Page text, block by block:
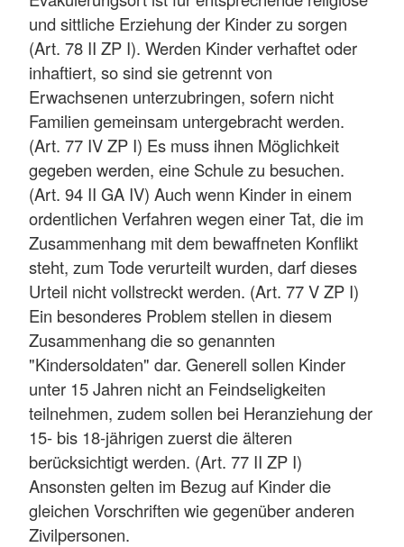
und sittliche Erziehung der Kinder zu sorgen
(Art. 78 II ZP I). Werden Kinder verhaftet oder
inhaftiert, so sind sie getrennt von
Erwachsenen unterzubringen, sofern nicht
Familien gemeinsam untergebracht werden.
(Art. 77 IV ZP I) Es muss ihnen Möglichkeit
gegeben werden, eine Schule zu besuchen.
(Art. 94 II GA IV) Auch wenn Kinder in einem
ordentlichen Verfahren wegen einer Tat, die im
Zusammenhang mit dem bewaffneten Konflikt
steht, zum Tode verurteilt wurden, darf dieses
Urteil nicht vollstreckt werden. (Art. 77 V ZP I)
Ein besonderes Problem stellen in diesem
Zusammenhang die so genannten
"Kindersoldaten" dar. Generell sollen Kinder
unter 15 Jahren nicht an Feindseligkeiten
teilnehmen, zudem sollen bei Heranziehung der
15- bis 18-jährigen zuerst die älteren
berücksichtigt werden. (Art. 77 II ZP I)
Ansonsten gelten im Bezug auf Kinder die
gleichen Vorschriften wie gegenüber anderen
Zivilpersonen.